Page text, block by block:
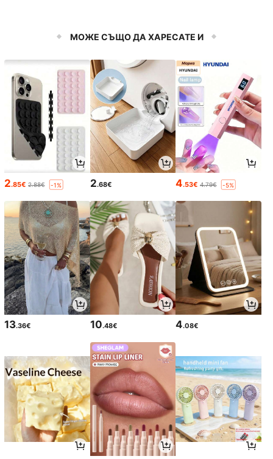
МОЖЕ СЪЩО ДА ХАРЕСАТЕ И
2.85€ 2.88€ -1% 2.68€ 4.53€ 4.79€ -5%
13.36€ 10.48€ 4.08€